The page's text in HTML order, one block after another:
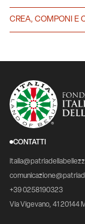
CREA, COMPONI E
CONTATTI
+39 0258190323
Via Vigevano, 41 20144